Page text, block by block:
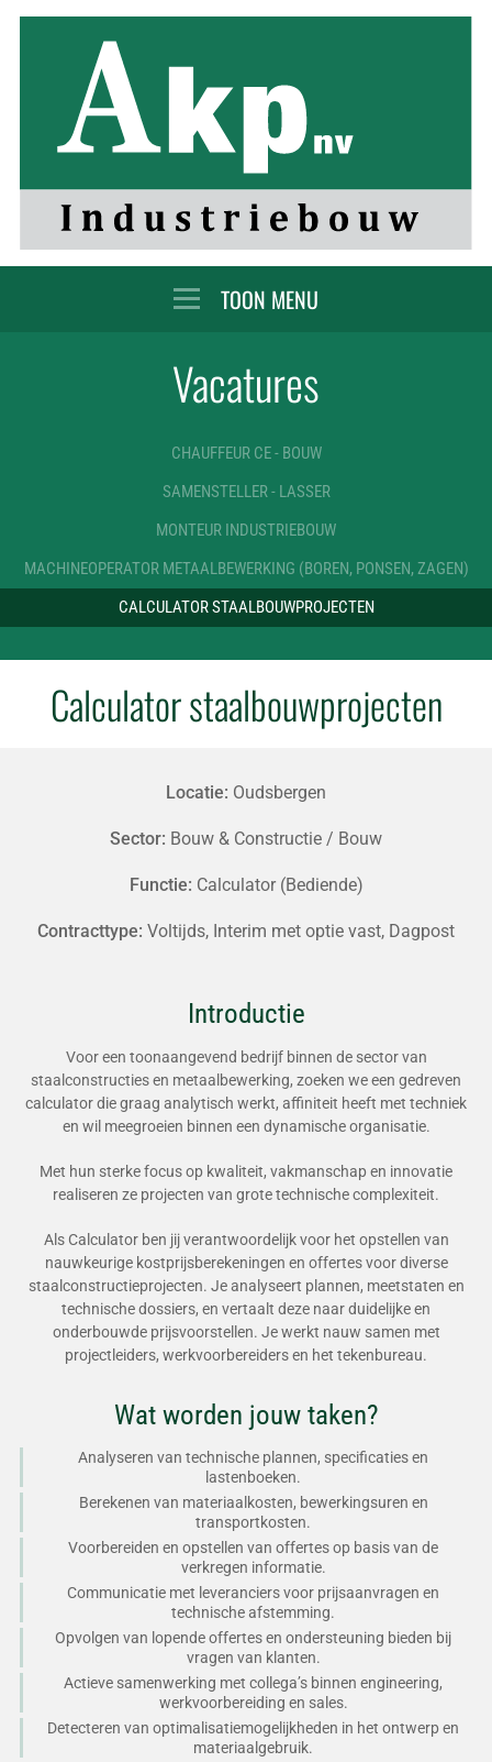
MENU
Vacatures
CHAUFFEUR CE - BOUW
SAMENSTELLER - LASSER
MONTEUR INDUSTRIEBOUW
MACHINEOPERATOR METAALBEWERKING (BOREN, PONSEN, ZAGEN)
CALCULATOR STAALBOUWPROJECTEN
Calculator staalbouwprojecten
Locatie: Oudsbergen
Sector: Bouw & Constructie / Bouw
Functie: Calculator (Bediende)
Contracttype: Voltijds, Interim met optie vast, Dagpost
Introductie
Voor een toonaangevend bedrijf binnen de sector van
staalconstructies en metaalbewerking, zoeken we een gedreven
calculator die graag analytisch werkt, affiniteit heeft met techniek
en wil meegroeien binnen een dynamische organisatie.
Met hun sterke focus op kwaliteit, vakmanschap en innovatie
realiseren ze projecten van grote technische complexiteit.
Als Calculator ben jij verantwoordelijk voor het opstellen van
nauwkeurige kostprijsberekeningen en offertes voor diverse
staalconstructieprojecten. Je analyseert plannen, meetstaten en
technische dossiers, en vertaalt deze naar duidelijke en
onderbouwde prijsvoorstellen. Je werkt nauw samen met
projectleiders, werkvoorbereiders en het tekenbureau.
Wat worden jouw taken?
Analyseren van technische plannen, specificaties en
lastenboeken.
Berekenen van materiaalkosten, bewerkingsuren en
transportkosten.
Voorbereiden en opstellen van offertes op basis van de
verkregen informatie.
Communicatie met leveranciers voor prijsaanvragen en
technische afstemming.
Opvolgen van lopende offertes en ondersteuning bieden bij
vragen van klanten.
Actieve samenwerking met collega’s binnen engineering,
werkvoorbereiding en sales.
Detecteren van optimalisatiemogelijkheden in het ontwerp en
materiaalgebruik.